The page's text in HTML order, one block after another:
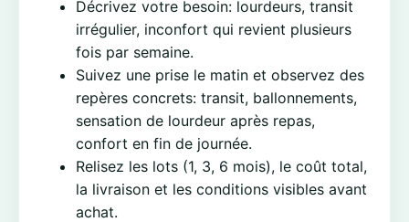
Décrivez votre besoin: lourdeurs, transit
irrégulier, inconfort qui revient plusieurs
fois par semaine.
Suivez une prise le matin et observez des
repères concrets: transit, ballonnements,
sensation de lourdeur après repas,
confort en fin de journée.
Relisez les lots (1, 3, 6 mois), le coût total,
la livraison et les conditions visibles avant
achat.